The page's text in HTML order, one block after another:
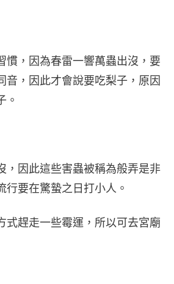
慣，因為春雷一響萬蟲出沒，要
音，因此才會說要吃梨子，原因
。
，因此這些害蟲被稱為般弄是非
行要在驚蟄之日打小人。
式趕走一些霉運，所以可去宮廟